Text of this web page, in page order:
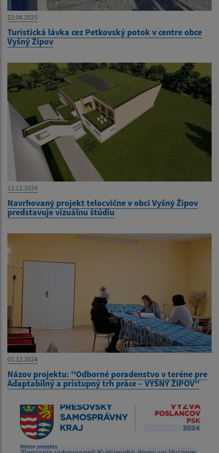
22.08.2025
Turistická lávka cez Petkovský potok v centre obce
Vyšný Žipov
12.12.2024
Navrhovaný projekt telocvične v obci Vyšný Žipov
predstavuje vizuálnu štúdiu
01.12.2024
Názov projektu: ''Odborné poradenstvo v teréne pre
Adaptabilný a prístupný trh práce – VYŠNÝ ŽIPOV''